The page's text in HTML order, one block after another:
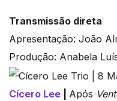
Transmissão direta
Apresentação: João
Produção: Anabela
Cícero Lee Após